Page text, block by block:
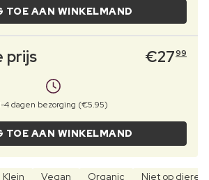
TOE AAN WINKELMAND
prijs €2799
4 dagen bezorging (€5.95)
TOE AAN WINKELMAND
Klein Vegan Organic Niet op